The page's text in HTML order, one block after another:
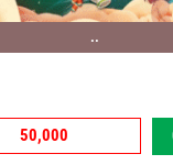
..
50,000